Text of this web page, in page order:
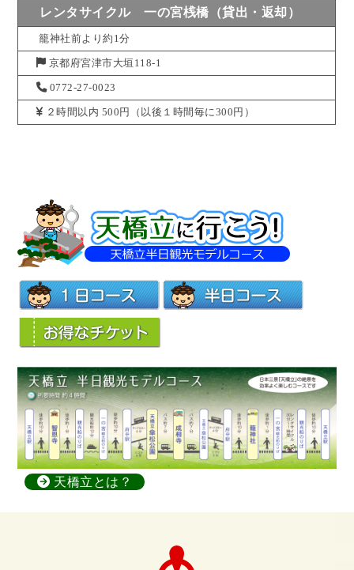
レンタサイクル 一の宮桟橋（貸出・返却）
籠神社前より約1分
京都府宮津市大垣118-1
0772-27-0023
２時間以内 500円（以後１時間毎に300円）
天橋立とは？